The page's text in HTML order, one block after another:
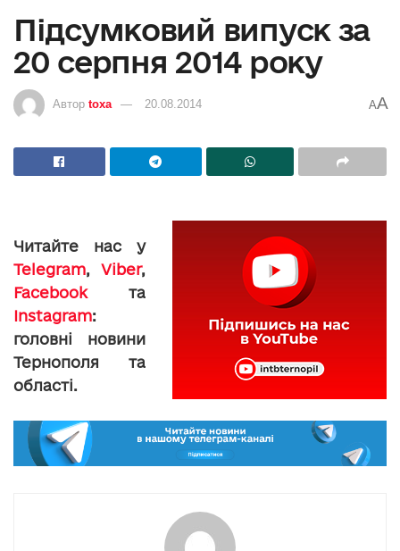
Підсумковий випуск за
20 серпня 2014 року
Автор toxa 20.08.2014 AA
Читайте нас у
Telegram, Viber,
Facebookта
Instagram:
головні новини
Тернополя та
області.